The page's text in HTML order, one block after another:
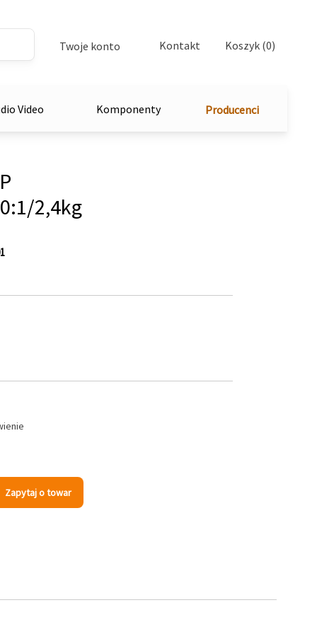
Twoje konto Kontakt Koszyk (0)
Video Komponenty Producenci
2,4kg
Zapytaj o towar